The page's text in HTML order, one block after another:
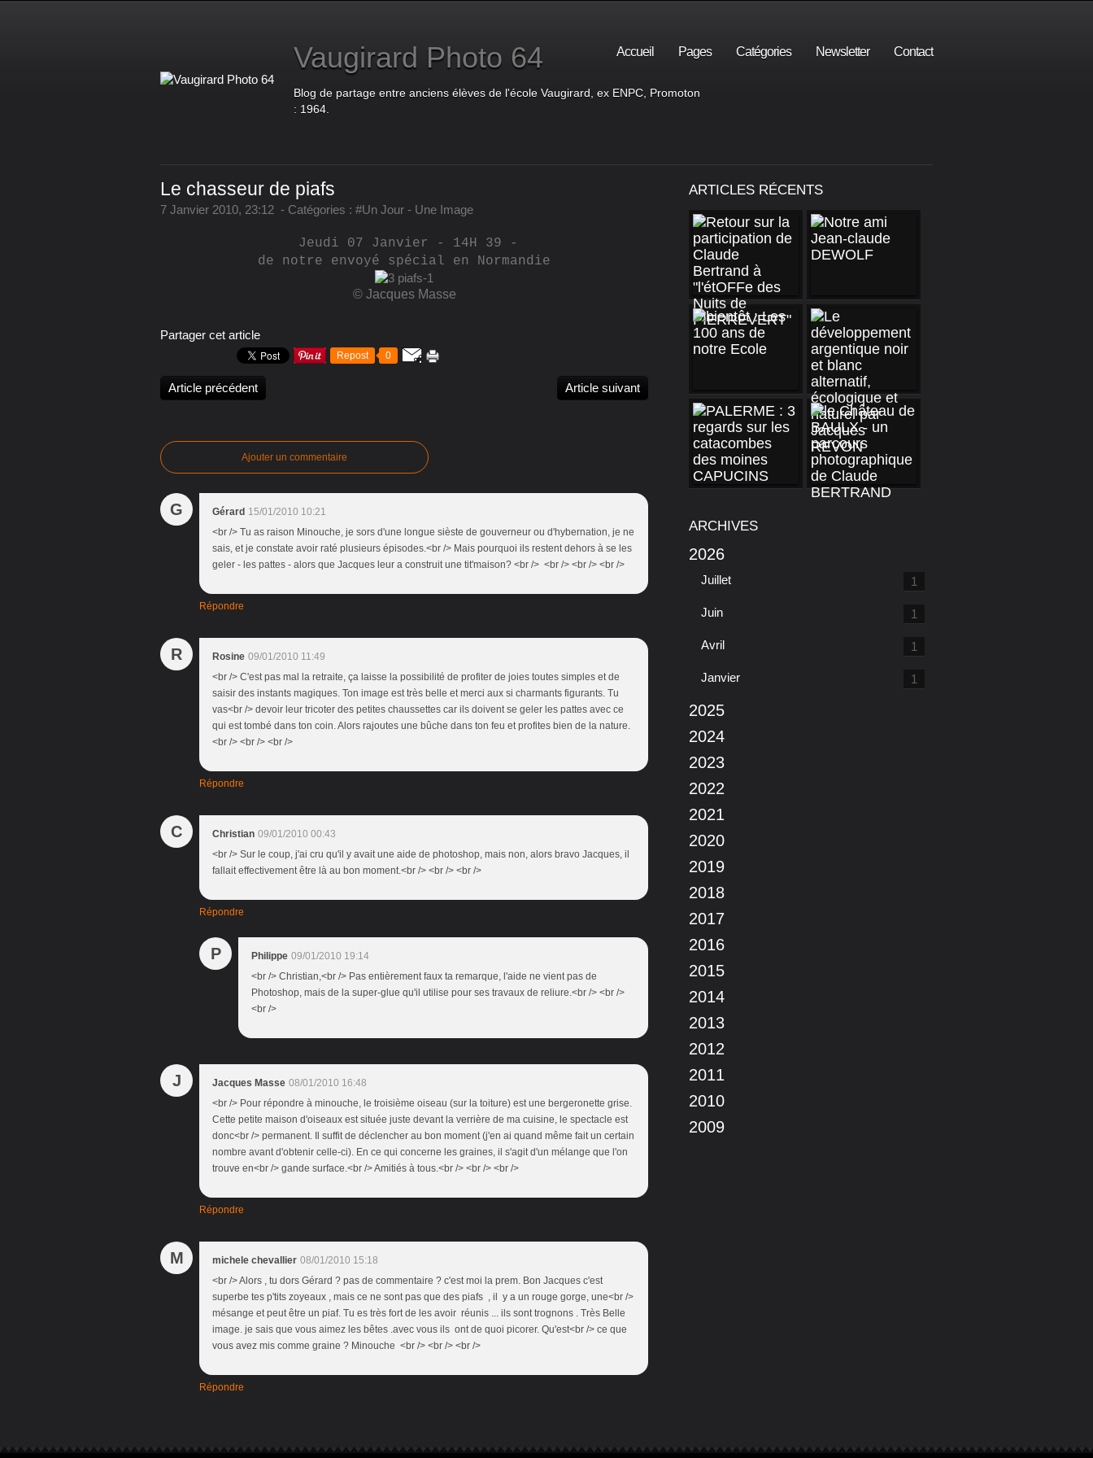
Vaugirard Photo 64
Blog de partage entre anciens élèves de l'école Vaugirard, ex ENPC, Promoton
: 1964.
Accueil Pages Catégories Newsletter Contact
Le chasseur de piafs
7 Janvier 2010, 23:12 - Catégories : #Un Jour - Une Image
Jeudi 07 Janvier - 14H 39 -
de notre envoyé spécial en Normandie
© Jacques Masse
Partager cet article
Repost 0
Article précédent Article suivant
Ajouter un commentaire
G Gérard 15/01/2010 10:21
<br /> Tu as raison Minouche, je sors d'une longue sièste de gouverneur ou d'hybernation, je ne
sais, et je constate avoir raté plusieurs épisodes.<br /> Mais pourquoi ils restent dehors à se les
geler - les pattes - alors que Jacques leur a construit une tit'maison? <br /> <br /> <br /> <br />
Répondre
R Rosine 09/01/2010 11:49
<br /> C'est pas mal la retraite, ça laisse la possibilité de profiter de joies toutes simples et de
saisir des instants magiques. Ton image est très belle et merci aux si charmants figurants. Tu
vas<br /> devoir leur tricoter des petites chaussettes car ils doivent se geler les pattes avec ce
qui est tombé dans ton coin. Alors rajoutes une bûche dans ton feu et profites bien de la nature.
<br /> <br /> <br />
Répondre
C Christian 09/01/2010 00:43
<br /> Sur le coup, j'ai cru qu'il y avait une aide de photoshop, mais non, alors bravo Jacques, il
fallait effectivement être là au bon moment.<br /> <br /> <br />
Répondre
P Philippe 09/01/2010 19:14
<br /> Christian,<br /> Pas entièrement faux ta remarque, l'aide ne vient pas de
Photoshop, mais de la super-glue qu'il utilise pour ses travaux de reliure.<br /> <br />
<br />
J Jacques Masse 08/01/2010 16:48
<br /> Pour répondre à minouche, le troisième oiseau (sur la toiture) est une bergeronette grise.
Cette petite maison d'oiseaux est située juste devant la verrière de ma cuisine, le spectacle est
donc<br /> permanent. Il suffit de déclencher au bon moment (j'en ai quand même fait un certain
nombre avant d'obtenir celle-ci). En ce qui concerne les graines, il s'agit d'un mélange que l'on
trouve en<br /> gande surface.<br /> Amitiés à tous.<br /> <br /> <br />
Répondre
M michele chevallier 08/01/2010 15:18
<br /> Alors , tu dors Gérard ? pas de commentaire ? c'est moi la prem. Bon Jacques c'est
superbe tes p'tits zoyeaux , mais ce ne sont pas que des piafs , il y a un rouge gorge, une<br />
mésange et peut être un piaf. Tu es très fort de les avoir réunis ... ils sont trognons . Très Belle
image. je sais que vous aimez les bêtes .avec vous ils ont de quoi picorer. Qu'est<br /> ce que
vous avez mis comme graine ? Minouche <br /> <br /> <br />
Répondre
ARTICLES RÉCENTS
ARCHIVES
2026
Juillet 1
Juin 1
Avril 1
Janvier 1
2025
2024
2023
2022
2021
2020
2019
2018
2017
2016
2015
2014
2013
2012
2011
2010
2009